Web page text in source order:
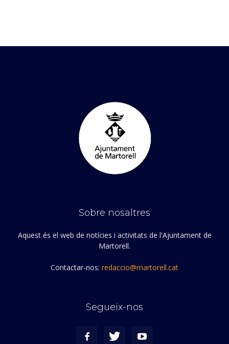
Sobre nosaltres
Aquest és el web de notícies i activitats de l'Ajuntament de
Martorell.
Contactar-nos: redaccio@martorell.cat
Segueix-nos